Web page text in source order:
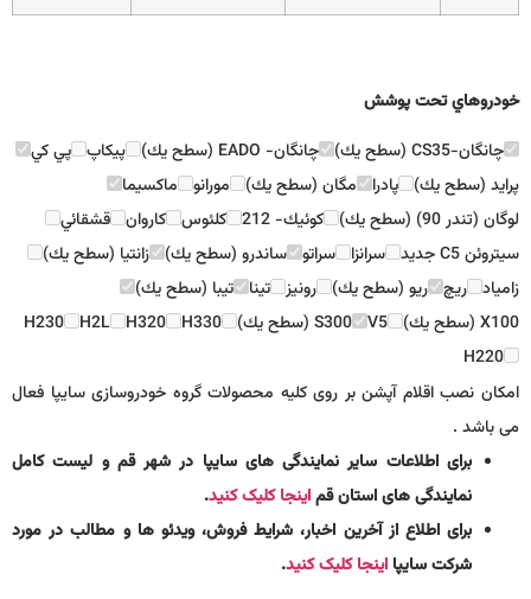
خودروهاي تحت پوشش
چانگان-CS35 (سطح يك)
چانگان- EADO (سطح يك) پيكاپ پي كي
پرايد (سطح يك) پادرا مگان (سطح يك) مورانو ماكسيما
لوگان (تندر 90) (سطح يك)
كوئيك- 212 كلئوس كاروان قشقائي
سيتروئن C5 جديد
سرانزا سراتو ساندرو (سطح يك) زانتيا (سطح يك)
زامياد
ريچ ريو (سطح يك) رونيز تينا تيبا (سطح يك)
X100 (سطح يك)
V5 S300 (سطح يك) H330
H320
H2L
H230
H220
امکان نصب اقلام آپشن بر روی کلیه محصولات گروه خودروسازی سایپا فعال
می باشد .
برای اطلاعات سایر نمایندگی های سایپا در شهر قم و لیست کامل
نمایندگی های استان قماینجا کلیک کنید.
برای اطلاع از آخرین اخبار، شرایط فروش، ویدئو ها و مطالب در مورد
شرکت سایپااینجا کلیک کنید.